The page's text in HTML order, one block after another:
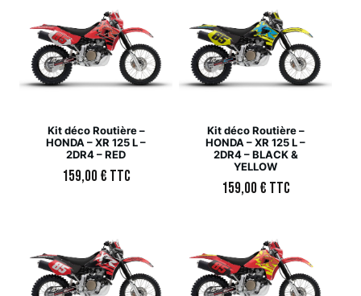
Kit déco Routière –
HONDA – XR 125 L –
2DR4 – RED
159,00€ TTC
Kit déco Routière –
HONDA – XR 125 L –
2DR4 – BLACK &
YELLOW
159,00€ TTC